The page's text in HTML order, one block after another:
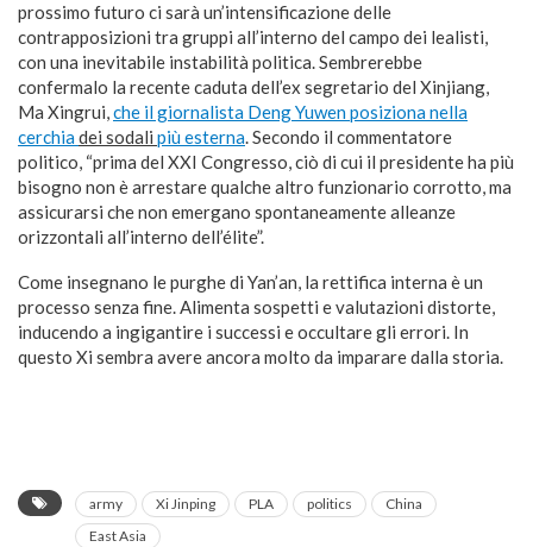
prossimo futuro ci sarà un’intensificazione delle
contrapposizioni tra gruppi all’interno del campo dei lealisti,
con una inevitabile instabilità politica. Sembrerebbe
confermalo la recente caduta dell’ex segretario del Xinjiang,
Ma Xingrui,che il giornalista Deng Yuwen posiziona nella
cerchiadei sodali più esterna. Secondo il commentatore
politico, “prima del XXI Congresso, ciò di cui il presidente ha più
bisogno non è arrestare qualche altro funzionario corrotto, ma
assicurarsi che non emergano spontaneamente alleanze
orizzontali all’interno dell’élite”.
Come insegnano le purghe di Yan’an, la rettifica interna è un
processo senza fine. Alimenta sospetti e valutazioni distorte,
inducendo a ingigantire i successi e occultare gli errori. In
questo Xi sembra avere ancora molto da imparare dalla storia.
army Xi Jinping PLA politics
China
East Asia